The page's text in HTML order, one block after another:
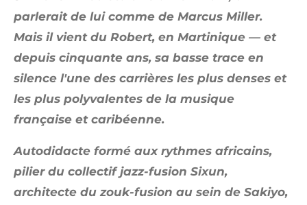
parlerait de lui comme de Marcus Miller.
Mais il vient du Robert, en Martinique — et
depuis cinquante ans, sa basse trace en
silence l'une des carrières les plus denses et
les plus polyvalentes de la musique
française et caribéenne.
Autodidacte formé aux rythmes africains,
pilier du collectif jazz-fusion Sixun,
architecte du zouk-fusion au sein de Sakiyo,